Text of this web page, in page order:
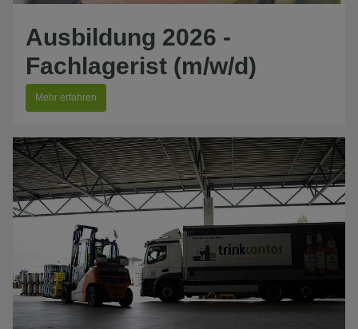
Ausbildung 2026 -
Fachlagerist (m/w/d)
Mehr erfahren